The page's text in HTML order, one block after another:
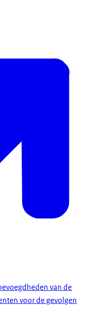
van de
voor de gevolgen